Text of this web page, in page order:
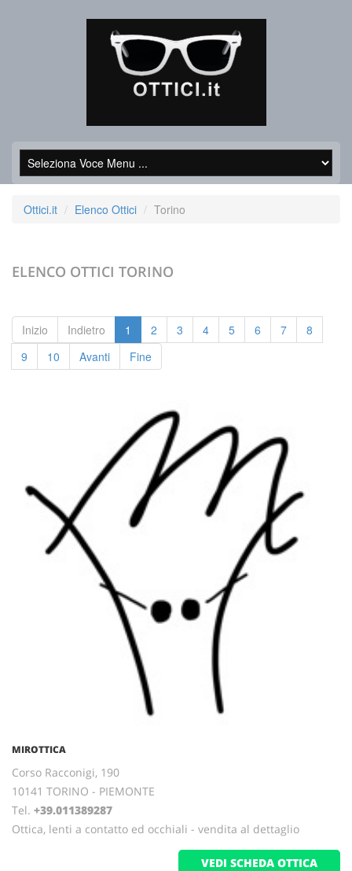
Ottici.it Elenco Ottici Torino
ELENCO OTTICI TORINO
Inizio Indietro 1 2 3 4 5 6 7
8
9
10 Avanti Fine
MIROTTICA
Corso Racconigi, 190
10141 TORINO - PIEMONTE
Tel. +39.011389287
Ottica, lenti a contatto ed occhiali - vendita al dettaglio
VEDI SCHEDA OTTICA